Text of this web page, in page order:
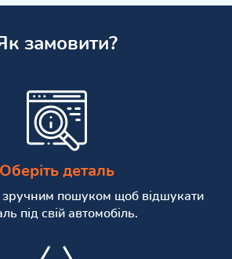
замовити?
Оберіть деталь
зручним пошуком щоб відшукати
під свій автомобіль.